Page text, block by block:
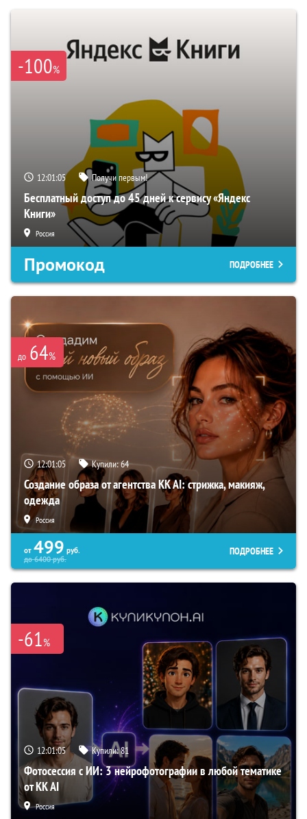
-100%
12:01:04 Получи первым!
Бесплатный доступ до 45 дней к сервису «Яндекс
Книги»
Россия
Промокод ПОДРОБНЕЕ
до 64%
12:01:04 Купили:64
Создание образа от агентства KK AI: стрижка, макияж,
одежда
Россия
от 499 руб.
до6400руб.
ПОДРОБНЕЕ
-61%
12:01:04 Купили:81
Фотосессия с ИИ: 3 нейрофотографии в любой тематике
от KK AI
Россия